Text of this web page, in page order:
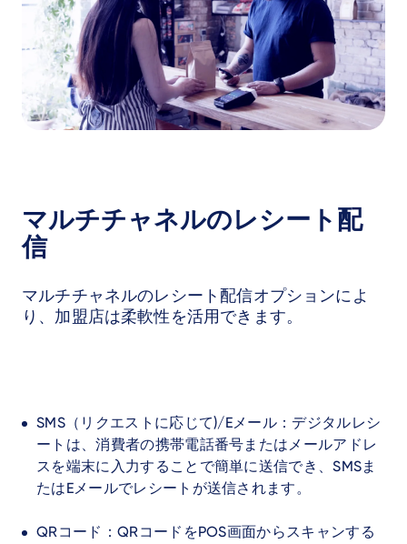
マルチチャネルのレシート配
信
マルチチャネルのレシート配信オプションによ
り、加盟店は柔軟性を活用できます。
SMS（リクエストに応じて)/Eメール：デジタルレシ
ートは、消費者の携帯電話番号またはメールアドレ
スを端末に入力することで簡単に送信でき、SMSま
たはEメールでレシートが送信されます。
QRコード：QRコードをPOS画面からスキャンする